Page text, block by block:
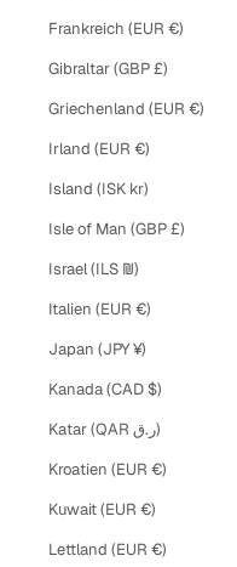
Frankreich (EUR €)
Gibraltar (GBP £)
Griechenland (EUR €)
Irland (EUR €)
Island (ISK kr)
Isle of Man (GBP £)
Israel (ILS ₪)
Italien (EUR €)
Japan (JPY ¥)
Kanada (CAD $)
Katar (QAR ر.ق)
Kroatien (EUR €)
Kuwait (EUR €)
Lettland (EUR €)